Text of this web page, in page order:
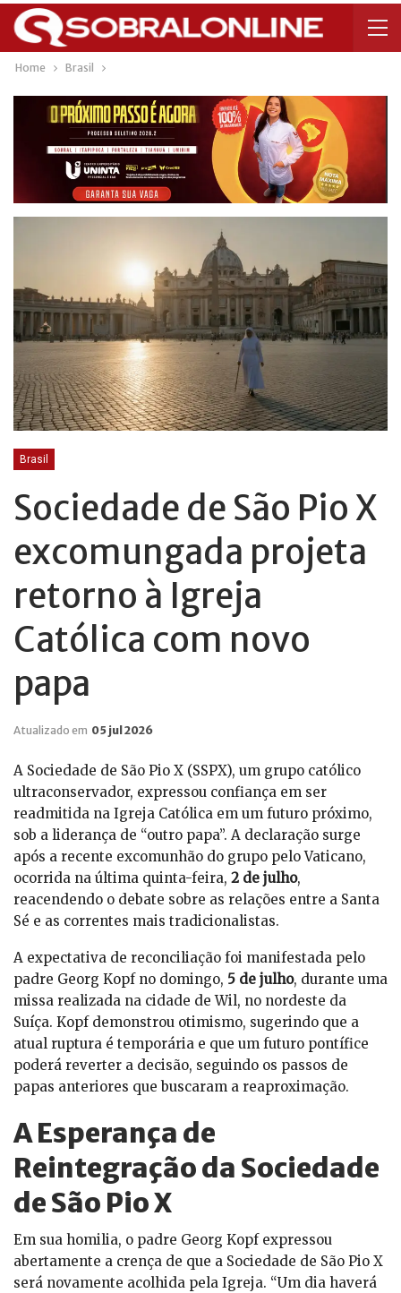
Home Brasil
Brasil
Sociedade de São Pio X
excomungada projeta
retorno à Igreja
Católica com novo
papa
Atualizado em 05 jul 2026
A Sociedade de São Pio X (SSPX), um grupo católico
ultraconservador, expressou confiança em ser
readmitida na Igreja Católica em um futuro próximo,
sob a liderança de “outro papa”. A declaração surge
após a recente excomunhão do grupo pelo Vaticano,
ocorrida na última quinta-feira, 2 de julho,
reacendendo o debate sobre as relações entre a Santa
Sé e as correntes mais tradicionalistas.
A expectativa de reconciliação foi manifestada pelo
padre Georg Kopf no domingo, 5 de julho, durante uma
missa realizada na cidade de Wil, no nordeste da
Suíça. Kopf demonstrou otimismo, sugerindo que a
atual ruptura é temporária e que um futuro pontífice
poderá reverter a decisão, seguindo os passos de
papas anteriores que buscaram a reaproximação.
A Esperança de
Reintegração da Sociedade
de São Pio X
Em sua homilia, o padre Georg Kopf expressou
abertamente a crença de que a Sociedade de São Pio X
será novamente acolhida pela Igreja. “Um dia haverá